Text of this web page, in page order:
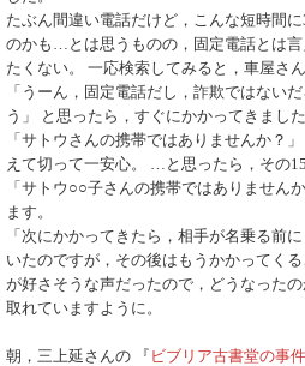
たぶん間違い電話だけど，こんな短時間
のかも…とは思うものの，固定電話とは
たくない。 一応検索してみると，車屋さ
「うーん，固定電話だし，詐欺ではない
う」 と思ったら，すぐにかかってきまし
「サトウさんの携帯ではありませんか？
えて切って一安心。 …と思ったら，その
「サトウ○○子さんの携帯ではありませ
ます。
「次にかかってきたら，相手が名乗る前
いたのですが，その後はもうかかってく
が好さそうな声だったので，どうなった
取れていますように。
朝，三上延さんの 『 ビブリア古書堂の事